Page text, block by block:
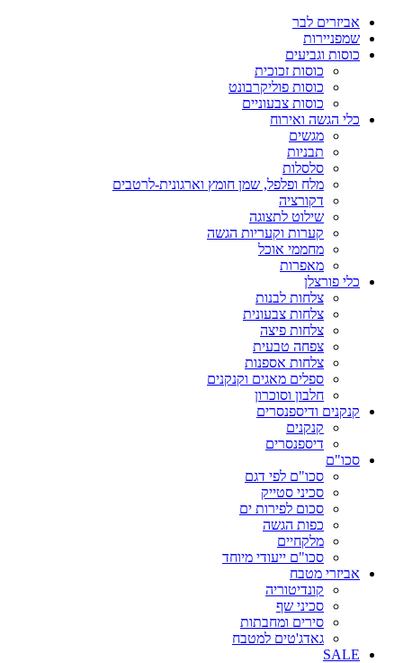
אביזרים לבר
שמפניירות
כוסות וגביעים
כוסות זכוכית
כוסות פוליקרבונט
כוסות צבעוניים
כלי הגשה ואירוח
מגשים
תבניות
סלסלות
מלח ופלפל, שמן חומץ וארגונית-לרטבים
דקורציה
שילוט לתצוגה
קערות וקעריות הגשה
מחממי אוכל
מאפרות
כלי פורצלן
צלחות לבנות
צלחות צבעונית
צלחות פיצה
צפחה טבעית
צלחות אספנות
ספלים מאגים וקנקנים
חלבון וסוכרון
קנקנים ודיספנסרים
קנקנים
דיספנסרים
סכו"ם
סכו"ם לפי דגם
סכיני סטייק
סכום לפירות ים
כפות הגשה
מלקחיים
סכו"ם ייעודי מיוחד
אביזרי מטבח
קונדיטוריה
סכיני שף
סירים ומחבתות
גאדג'טים למטבח
SALE